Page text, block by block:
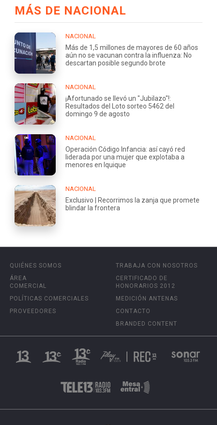
MÁS DE NACIONAL
NACIONAL
Más de 1,5 millones de mayores de 60 años
aún no se vacunan contra la influenza: No
descartan posible segundo brote
NACIONAL
¡Afortunado se llevó un "Jubilazo"!:
Resultados del Loto sorteo 5462 del
domingo 9 de agosto
NACIONAL
Operación Código Infancia: así cayó red
liderada por una mujer que explotaba a
menores en Iquique
NACIONAL
Exclusivo | Recorrimos la zanja que promete
blindar la frontera
QUIÉNES SOMOS
ÁREA
COMERCIAL
POLÍTICAS COMERCIALES
PROVEEDORES
TRABAJA CON NOSOTROS
CERTIFICADO DE
HONORARIOS 2012
MEDICIÓN ANTENAS
CONTACTO
BRANDED CONTENT